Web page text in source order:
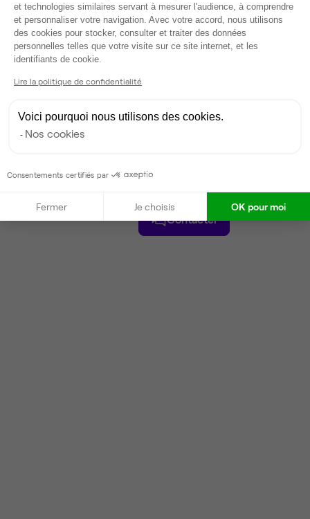
Voir tout
Partenaire depuis 2022
Répond en moins d'une heure
Locataires trouvés sur Ubiq : 87
Contacter
et technologies similaires servant à mesurer l'audience, à comprendre
et personnaliser votre navigation. Avec votre accord, nous utilisons
des cookies pour stocker, consulter et traiter des données
personnelles telles que votre visite sur ce site internet, et les
identifiants de cookie.
Lire la politique de confidentialité
Voici pourquoi nous utilisons des cookies.
Nos cookies
Consentements certifiés par
Fermer Je choisis OK pour moi